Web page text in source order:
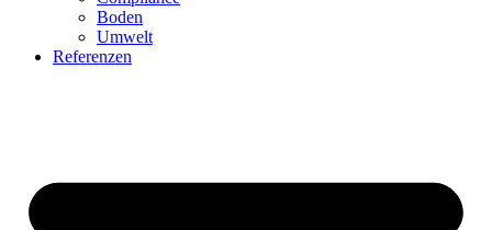
Boden
Umwelt
Referenzen